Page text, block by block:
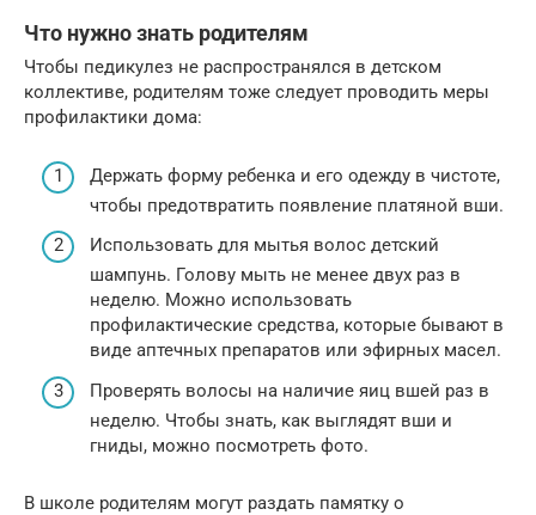
Что нужно знать родителям
Чтобы педикулез не распространялся в детском
коллективе, родителям тоже следует проводить меры
профилактики дома:
Держать форму ребенка и его одежду в чистоте,
чтобы предотвратить появление платяной вши.
Использовать для мытья волос детский
шампунь. Голову мыть не менее двух раз в
неделю. Можно использовать
профилактические средства, которые бывают в
виде аптечных препаратов или эфирных масел.
Проверять волосы на наличие яиц вшей раз в
неделю. Чтобы знать, как выглядят вши и
гниды, можно посмотреть фото.
В школе родителям могут раздать памятку о